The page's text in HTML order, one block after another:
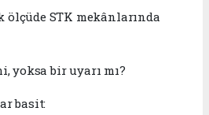
ölçüde STK mekânlarında
yoksa bir uyarı mı?
basit: